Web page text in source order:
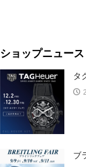
ショップニュース
タ
ブ